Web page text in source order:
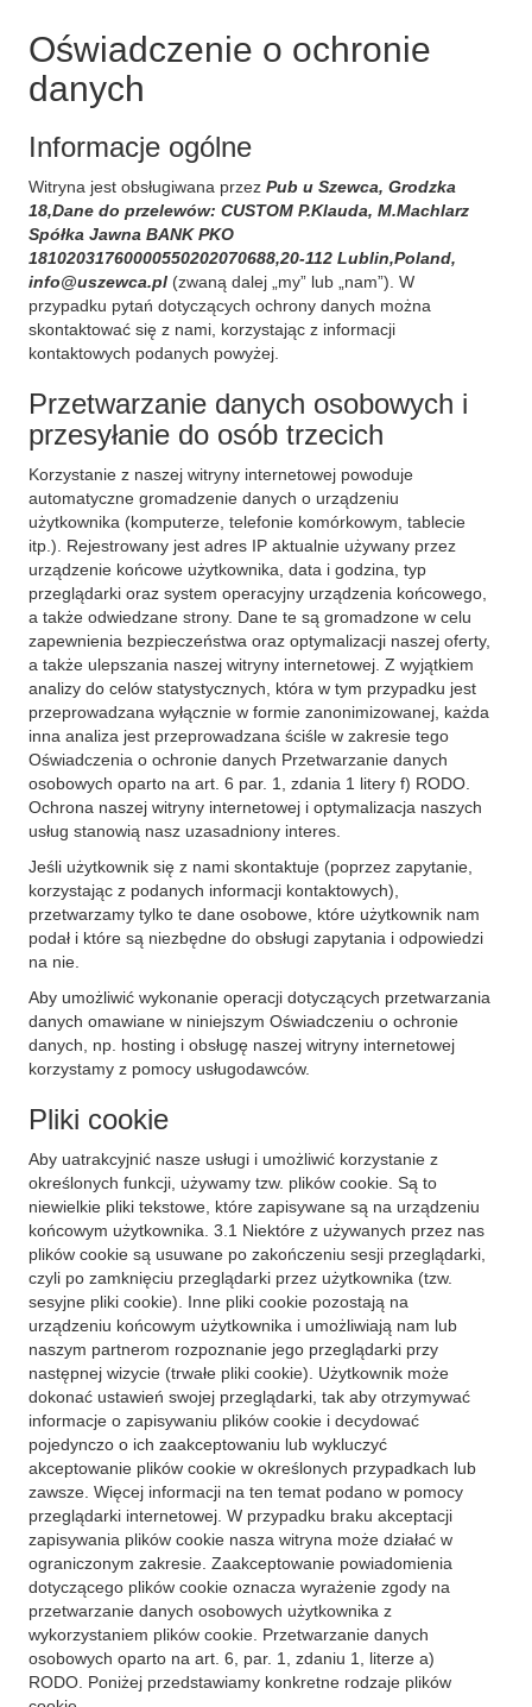
Oświadczenie o ochronie
danych
Informacje ogólne
Witryna jest obsługiwana przez Pub u Szewca, Grodzka
18,Dane do przelewów: CUSTOM P.Klauda, M.Machlarz
Spółka Jawna BANK PKO
18102031760000550202070688,20-112 Lublin,Poland,
info@uszewca.pl (zwaną dalej „my” lub „nam”). W
przypadku pytań dotyczących ochrony danych można
skontaktować się z nami, korzystając z informacji
kontaktowych podanych powyżej.
Przetwarzanie danych osobowych i
przesyłanie do osób trzecich
Korzystanie z naszej witryny internetowej powoduje
automatyczne gromadzenie danych o urządzeniu
użytkownika (komputerze, telefonie komórkowym, tablecie
itp.). Rejestrowany jest adres IP aktualnie używany przez
urządzenie końcowe użytkownika, data i godzina, typ
przeglądarki oraz system operacyjny urządzenia końcowego,
a także odwiedzane strony. Dane te są gromadzone w celu
zapewnienia bezpieczeństwa oraz optymalizacji naszej oferty,
a także ulepszania naszej witryny internetowej. Z wyjątkiem
analizy do celów statystycznych, która w tym przypadku jest
przeprowadzana wyłącznie w formie zanonimizowanej, każda
inna analiza jest przeprowadzana ściśle w zakresie tego
Oświadczenia o ochronie danych Przetwarzanie danych
osobowych oparto na art. 6 par. 1, zdania 1 litery f) RODO.
Ochrona naszej witryny internetowej i optymalizacja naszych
usług stanowią nasz uzasadniony interes.
Jeśli użytkownik się z nami skontaktuje (poprzez zapytanie,
korzystając z podanych informacji kontaktowych),
przetwarzamy tylko te dane osobowe, które użytkownik nam
podał i które są niezbędne do obsługi zapytania i odpowiedzi
na nie.
Aby umożliwić wykonanie operacji dotyczących przetwarzania
danych omawiane w niniejszym Oświadczeniu o ochronie
danych, np. hosting i obsługę naszej witryny internetowej
korzystamy z pomocy usługodawców.
Pliki cookie
Aby uatrakcyjnić nasze usługi i umożliwić korzystanie z
określonych funkcji, używamy tzw. plików cookie. Są to
niewielkie pliki tekstowe, które zapisywane są na urządzeniu
końcowym użytkownika. 3.1 Niektóre z używanych przez nas
plików cookie są usuwane po zakończeniu sesji przeglądarki,
czyli po zamknięciu przeglądarki przez użytkownika (tzw.
sesyjne pliki cookie). Inne pliki cookie pozostają na
urządzeniu końcowym użytkownika i umożliwiają nam lub
naszym partnerom rozpoznanie jego przeglądarki przy
następnej wizycie (trwałe pliki cookie). Użytkownik może
dokonać ustawień swojej przeglądarki, tak aby otrzymywać
informacje o zapisywaniu plików cookie i decydować
pojedynczo o ich zaakceptowaniu lub wykluczyć
akceptowanie plików cookie w określonych przypadkach lub
zawsze. Więcej informacji na ten temat podano w pomocy
przeglądarki internetowej. W przypadku braku akceptacji
zapisywania plików cookie nasza witryna może działać w
ograniczonym zakresie. Zaakceptowanie powiadomienia
dotyczącego plików cookie oznacza wyrażenie zgody na
przetwarzanie danych osobowych użytkownika z
wykorzystaniem plików cookie. Przetwarzanie danych
osobowych oparto na art. 6, par. 1, zdaniu 1, literze a)
RODO. Poniżej przedstawiamy konkretne rodzaje plików